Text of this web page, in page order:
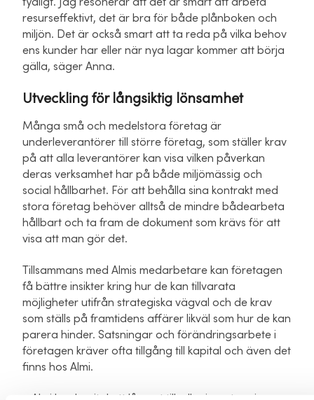
resurseffektivt, det är bra för både plånboken och
miljön. Det är också smart att ta reda på vilka behov
ens kunder har eller när nya lagar kommer att börja
gälla, säger Anna.
Utveckling för långsiktig lönsamhet
Många små och medelstora företag är
underleverantörer till större företag, som ställer krav
på att alla leverantörer kan visa vilken påverkan
deras verksamhet har på både miljömässig och
social hållbarhet. För att behålla sina kontrakt med
stora företag behöver alltså de mindre bådearbeta
hållbart och ta fram de dokument som krävs för att
visa att man gör det.
Tillsammans med Almis medarbetare kan företagen
få bättre insikter kring hur de kan tillvarata
möjligheter utifrån strategiska vägval och de krav
som ställs på framtidens affärer likväl som hur de kan
parera hinder. Satsningar och förändringsarbete i
företagen kräver ofta tillgång till kapital och även det
finns hos Almi.